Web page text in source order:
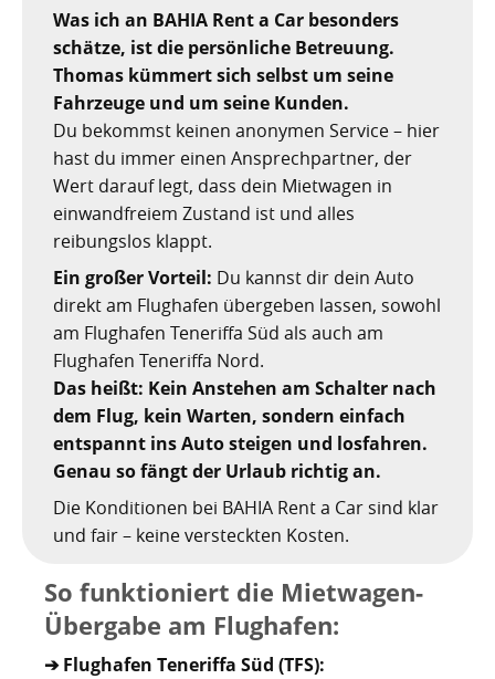
Los Gigantes
Das Observatorium
Pyramiden von Güímar
Giftige Insekten und Spinnen auf den Kanaren
Riesenkalmare in den Gewässern um die Kanarischen
Inseln
Garachico
Granadilla de Abona
Güímar
Guía de Isora
Icod de los Vinos
La Orotava
La Victoria de Acentejo
Los Realejos
Los Silos
Puerto de la Cruz
San Juan de la Rambla
San Miguel de Abona
Achamán - Himmelsgott der Guanchen
Guayota - Teide, Feuer und die Logik der Angst
Magec - Sonne, Licht und Kalenderwissen
Chaxiraxi - Muttergöttin der Guanchen
Achuguayo - Mond, Zeit und heilige Schluchten
San Borondón
Wie Kastilien die Kanarischen Inseln unterwarf
Die Schlachten um Teneriffa
Der Widerstand
Konstanz und Teneriffa
Piratenangriffe auf Teneriffa im 16. Jahrhundert
François Le Clerc
Amaro Pargo
Garachico 1706
Die Schlacht von Santa Cruz 1797
Kartoffelrevolution 1846
Franco auf Teneriffa
Thor Heyerdahl und die Pyramiden von Güímar
Nachhaltig bauen und sanieren auf den Kanaren
Walbeobachtung statt Show
Star Wars auf Teneriffa?
Ferienwohnungen legal vermieten
Finca oder Ferienhaus?
Die Cochenille-Schildlaus
Teneriffas Naturwunder
Zwischen Urlaubsparadies und Quantenwunder
Die Geologie Teneriffas
Die Guanchen
Legenden, Geheimnisse und die stille Logik Teneriffas
La Palma und die Tsunami-Erzählung
Was ich an BAHIA Rent a Car besonders
schätze, ist die persönliche Betreuung.
Thomas kümmert sich selbst um seine
Fahrzeuge und um seine Kunden.
Du bekommst keinen anonymen Service – hier
hast du immer einen Ansprechpartner, der
Wert darauf legt, dass dein Mietwagen in
einwandfreiem Zustand ist und alles
reibungslos klappt.
Ein großer Vorteil: Du kannst dir dein Auto
direkt am Flughafen übergeben lassen, sowohl
am Flughafen Teneriffa Süd als auch am
Flughafen Teneriffa Nord.
Das heißt: Kein Anstehen am Schalter nach
dem Flug, kein Warten, sondern einfach
entspannt ins Auto steigen und losfahren.
Genau so fängt der Urlaub richtig an.
Die Konditionen bei BAHIA Rent a Car sind klar
und fair – keine versteckten Kosten.
So funktioniert die Mietwagen-
Übergabe am Flughafen:
➔ Flughafen Teneriffa Süd (TFS):